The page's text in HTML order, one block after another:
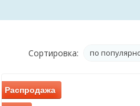
Сортировка: по
Распродажа